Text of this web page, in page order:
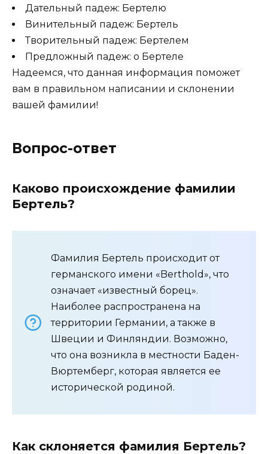
Дательный падеж: Бертелю
Винительный падеж: Бертель
Творительный падеж: Бертелем
Предложный падеж: о Бертеле
Надеемся, что данная информация поможет
вам в правильном написании и склонении
вашей фамилии!
Вопрос-ответ
Каково происхождение фамилии
Бертель?
Фамилия Бертель происходит от
германского имени «Berthold», что
означает «известный борец».
Наиболее распространена на
территории Германии, а также в
Швеции и Финляндии. Возможно,
что она возникла в местности Баден-
Вюртемберг, которая является ее
исторической родиной.
Как склоняется фамилия Бертель?